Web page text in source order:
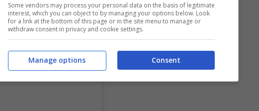
Some vendors may process your personal data on the basis of legitimate
interest, which you can object to by managing your options below. Look
for a link at the bottom of this page or in the site menu to manage or
withdraw consent in privacy and cookie settings.
Consent
Manage options